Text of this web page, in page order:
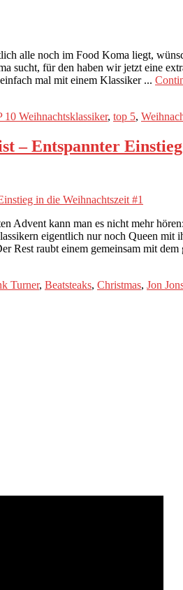
alle noch im Food Koma liegt,
sucht, für den haben wir jetzt eine
mal mit einem Klassiker ...
10 Weihnachtsklassiker, top 5,
– Entspannter
Advent kann man es nicht mehr
eigentlich nur noch Queen
Rest raubt einem gemeinsam mit dem
Turner, Beatsteaks, Christmas, Jon